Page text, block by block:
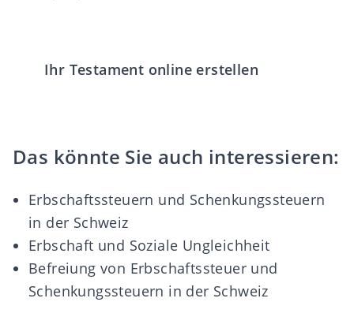
Ihr Testament online erstellen
Das könnte Sie auch interessieren:
Erbschaftssteuern und Schenkungssteuern
in der Schweiz
Erbschaft und Soziale Ungleichheit
Befreiung von Erbschaftssteuer und
Schenkungssteuern in der Schweiz